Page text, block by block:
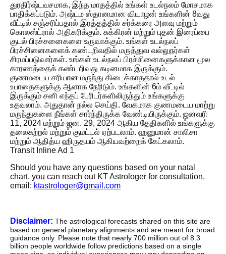
துரதிர்ஷ்டவசமாக, இந்த மாதத்தில் உங்கள் உடல்நலம் மோசமாக
பாதிக்கப்படும். அஷ்டம ஸ்தானமான வியாழன் உங்களின் 8வது
வீட்டில் சஞ்சரிப்பதால் இரத்தத்தில் சர்க்கரை அளவு மற்றும்
கொலஸ்ட்ரால் அதிகரிக்கும். சுக்கிரன் மற்றும் புதன் இரைப்பை
குடல் பிரச்சனைகளை உருவாக்கும். உங்கள் உடல்நலப்
பிரச்சினைகளைக் கண்டறிவதில் மருத்துவ வல்லுநர்கள்
சிரமப்படுவார்கள். உங்கள் உடல்நலப் பிரச்சினைகளுக்கான மூல
காரணத்தைக் கண்டறிவது கடினமாக இருக்கும்.
குணமடைய சரியான மருந்து கிடைக்காததால் உடல்
உபாதைகளுக்கு ஆளாக நேரிடும். உங்களின் 6ம் வீட்டில்
இருக்கும் சனி எந்தப் பேரிடர்களிலிருந்தும் உங்களுக்கு
உதவலாம். அதுதான் நல்ல செய்தி. வேகமாக குணமடைய மாற்று
மருந்துகளை நீங்கள் சார்ந்திருக்க வேண்டியிருக்கும். ஜனவரி
11, 2024 மற்றும் ஜன. 29, 2024 ஆகிய தேதிகளில் உங்களுக்கு
தலைசுற்றல் மற்றும் குமட்டல் ஏற்படலாம். ஹனுமான் சாலிசா
மற்றும் ஆதித்ய ஹிருதயம் ஆகியவற்றைக் கேட்கலாம்.
Transit Inline Ad 1
Should you have any questions based on your natal
chart, you can reach out KT Astrologer for consultation,
email: ktastrologer@gmail.com
Disclaimer: The astrological forecasts shared on this site are
based on general planetary alignments and are meant for broad
guidance only. Please note that nearly 700 million out of 8.3
billion people worldwide follow predictions based on a single